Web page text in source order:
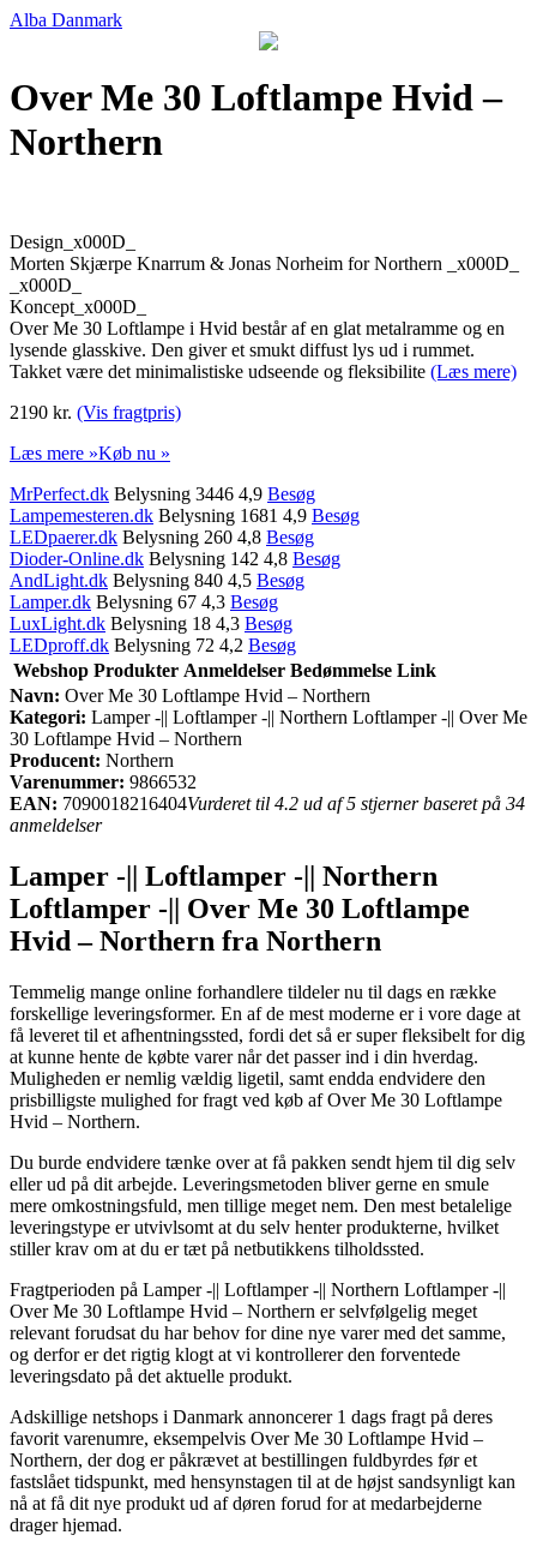
Alba Danmark
Over Me 30 Loftlampe Hvid –
Northern
Design_x000D_
Morten Skjærpe Knarrum & Jonas Norheim for Northern _x000D_
_x000D_
Koncept_x000D_
Over Me 30 Loftlampe i Hvid består af en glat metalramme og en
lysende glasskive. Den giver et smukt diffust lys ud i rummet.
Takket være det minimalistiske udseende og fleksibilite (Læs mere)
2190 kr. (Vis fragtpris)
Læs mere »Køb nu »
MrPerfect.dk Belysning 3446 4,9 Besøg
Lampemesteren.dk Belysning 1681 4,9 Besøg
LEDpaerer.dk Belysning 260 4,8 Besøg
Dioder-Online.dk Belysning 142 4,8 Besøg
AndLight.dk Belysning 840 4,5 Besøg
Lamper.dk Belysning 67 4,3 Besøg
LuxLight.dk Belysning 18 4,3 Besøg
LEDproff.dk Belysning 72 4,2 Besøg
Webshop Produkter Anmeldelser Bedømmelse Link
Navn: Over Me 30 Loftlampe Hvid – Northern
Kategori: Lamper -|| Loftlamper -|| Northern Loftlamper -|| Over Me
30 Loftlampe Hvid – Northern
Producent: Northern
Varenummer: 9866532
EAN: 7090018216404Vurderet til 4.2 ud af 5 stjerner baseret på 34
anmeldelser
Lamper -|| Loftlamper -|| Northern
Loftlamper -|| Over Me 30 Loftlampe
Hvid – Northern fra Northern
Temmelig mange online forhandlere tildeler nu til dags en række
forskellige leveringsformer. En af de mest moderne er i vore dage at
få leveret til et afhentningssted, fordi det så er super fleksibelt for dig
at kunne hente de købte varer når det passer ind i din hverdag.
Muligheden er nemlig vældig ligetil, samt endda endvidere den
prisbilligste mulighed for fragt ved køb af Over Me 30 Loftlampe
Hvid – Northern.
Du burde endvidere tænke over at få pakken sendt hjem til dig selv
eller ud på dit arbejde. Leveringsmetoden bliver gerne en smule
mere omkostningsfuld, men tillige meget nem. Den mest betalelige
leveringstype er utvivlsomt at du selv henter produkterne, hvilket
stiller krav om at du er tæt på netbutikkens tilholdssted.
Fragtperioden på Lamper -|| Loftlamper -|| Northern Loftlamper -||
Over Me 30 Loftlampe Hvid – Northern er selvfølgelig meget
relevant forudsat du har behov for dine nye varer med det samme,
og derfor er det rigtig klogt at vi kontrollerer den forventede
leveringsdato på det aktuelle produkt.
Adskillige netshops i Danmark annoncerer 1 dags fragt på deres
favorit varenumre, eksempelvis Over Me 30 Loftlampe Hvid –
Northern, der dog er påkrævet at bestillingen fuldbyrdes før et
fastslået tidspunkt, med hensynstagen til at de højst sandsynligt kan
nå at få dit nye produkt ud af døren forud for at medarbejderne
drager hjemad.